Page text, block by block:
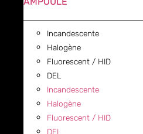
Incandescente
Halogène
Fluorescent / HID
DEL
Incandescente
Halogène
Fluorescent / HID
DEL